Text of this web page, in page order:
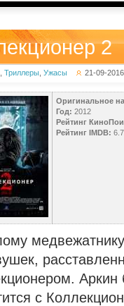
2
Триллеры Ужасы 21-09-2016
Оригинальное
Год: 2012
Рейтинг
Рейтинг IMDB:
Аркин
с